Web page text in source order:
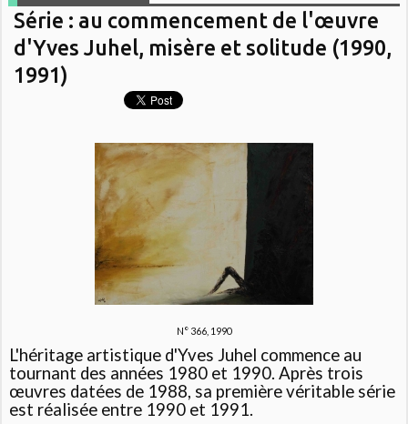
Série : au commencement de l'œuvre
d'Yves Juhel, misère et solitude (1990,
1991)
N° 366, 1990
L'héritage artistique d'Yves Juhel commence au
tournant des années 1980 et 1990. Après trois
œuvres datées de 1988, sa première véritable série
est réalisée entre 1990 et 1991.